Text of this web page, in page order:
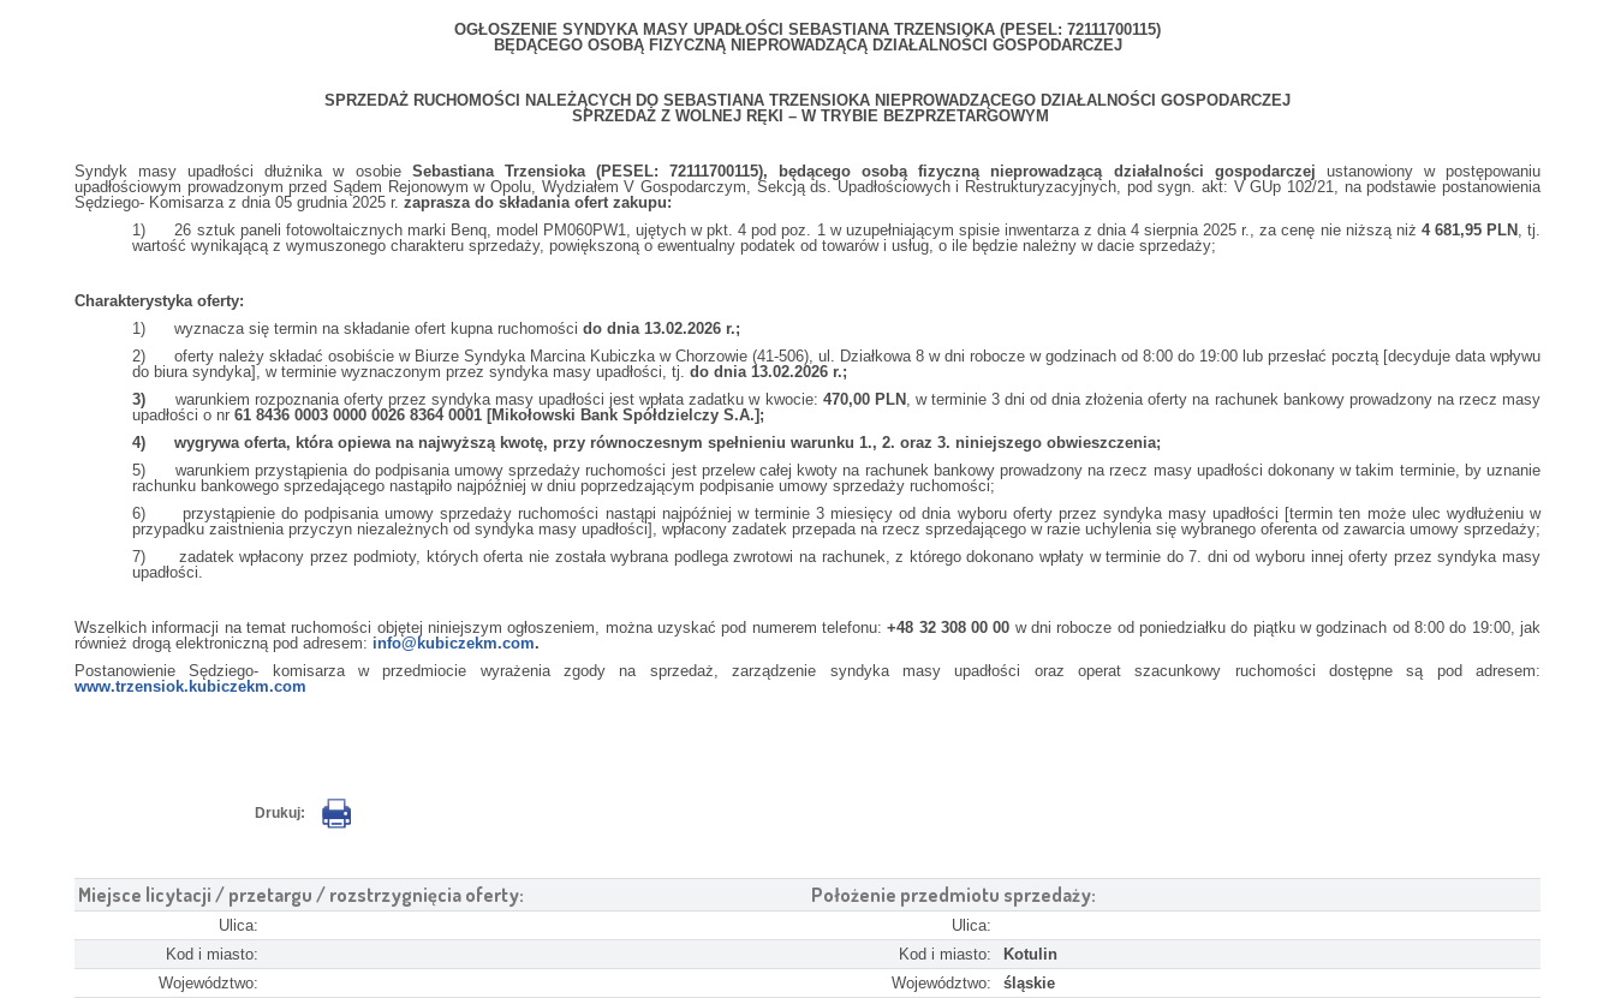
OGŁOSZENIE SYNDYKA MASY UPADŁOŚCI SEBASTIANA TRZENSIOKA (PESEL: 72111700115)
BĘDĄCEGO OSOBĄ FIZYCZNĄ NIEPROWADZĄCĄ DZIAŁALNOŚCI GOSPODARCZEJ
SPRZEDAŻ RUCHOMOŚCI NALEŻĄCYCH DO SEBASTIANA TRZENSIOKA NIEPROWADZĄCEGO DZIAŁALNOŚCI GOSPODARCZEJ
SPRZEDAŻ Z WOLNEJ RĘKI – W TRYBIE BEZPRZETARGOWYM
Syndyk masy upadłości dłużnika w osobie Sebastiana Trzensioka (PESEL: 72111700115), będącego osobą fizyczną nieprowadzącą działalności gospodarczej ustanowiony w postępowaniu
upadłościowym prowadzonym przed Sądem Rejonowym w Opolu, Wydziałem V Gospodarczym, Sekcją ds. Upadłościowych i Restrukturyzacyjnych, pod sygn. akt: V GUp 102/21, na podstawie postanowienia
Sędziego- Komisarza z dnia 05 grudnia 2025 r. zaprasza do składania ofert zakupu:
1) 26 sztuk paneli fotowoltaicznych marki Benq, model PM060PW1, ujętych w pkt. 4 pod poz. 1 w uzupełniającym spisie inwentarza z dnia 4 sierpnia 2025 r., za cenę nie niższą niż 4 681,95 PLN , tj.
wartość wynikającą z wymuszonego charakteru sprzedaży, powiększoną o ewentualny podatek od towarów i usług, o ile będzie należny w dacie sprzedaży;
Charakterystyka oferty:
1) wyznacza się termin na składanie ofert kupna ruchomości do dnia 13.02.2026 r.;
2) oferty należy składać osobiście w Biurze Syndyka Marcina Kubiczka w Chorzowie (41-506), ul. Działkowa 8 w dni robocze w godzinach od 8:00 do 19:00 lub przesłać pocztą [decyduje data wpływu
do biura syndyka], w terminie wyznaczonym przez syndyka masy upadłości, tj. do dnia 13.02.2026 r.;
3) warunkiem rozpoznania oferty przez syndyka masy upadłości jest wpłata zadatku w kwocie: 470,00 PLN , w terminie 3 dni od dnia złożenia oferty na rachunek bankowy prowadzony na rzecz masy
upadłości o nr 61 8436 0003 0000 0026 8364 0001 [Mikołowski Bank Spółdzielczy S.A.];
4) wygrywa oferta, która opiewa na najwyższą kwotę, przy równoczesnym spełnieniu warunku 1., 2. oraz 3. niniejszego obwieszczenia;
5) warunkiem przystąpienia do podpisania umowy sprzedaży ruchomości jest przelew całej kwoty na rachunek bankowy prowadzony na rzecz masy upadłości dokonany w takim terminie, by uznanie
rachunku bankowego sprzedającego nastąpiło najpóźniej w dniu poprzedzającym podpisanie umowy sprzedaży ruchomości;
6) przystąpienie do podpisania umowy sprzedaży ruchomości nastąpi najpóźniej w terminie 3 miesięcy od dnia wyboru oferty przez syndyka masy upadłości [termin ten może ulec wydłużeniu w
przypadku zaistnienia przyczyn niezależnych od syndyka masy upadłości], wpłacony zadatek przepada na rzecz sprzedającego w razie uchylenia się wybranego oferenta od zawarcia umowy sprzedaży;
7) zadatek wpłacony przez podmioty, których oferta nie została wybrana podlega zwrotowi na rachunek, z którego dokonano wpłaty w terminie do 7. dni od wyboru innej oferty przez syndyka masy
upadłości.
Wszelkich informacji na temat ruchomości objętej niniejszym ogłoszeniem, można uzyskać pod numerem telefonu:+48 32 308 00 00 w dni robocze od poniedziałku do piątku w godzinach od 8:00 do 19:00, jak
również drogą elektroniczną pod adresem: info@kubiczekm.com.
Postanowienie Sędziego- komisarza w przedmiocie wyrażenia zgody na sprzedaż, zarządzenie syndyka masy upadłości oraz operat szacunkowy ruchomości dostępne są pod adresem:
www.trzensiok.kubiczekm.com
Drukuj:
Miejsce licytacji / przetargu / rozstrzygnięcia oferty:
Ulica:
Kod i miasto:
Województwo:
Położenie przedmiotu sprzedaży:
Ulica:
Kod i miasto:
Kotulin
Województwo:
śląskie